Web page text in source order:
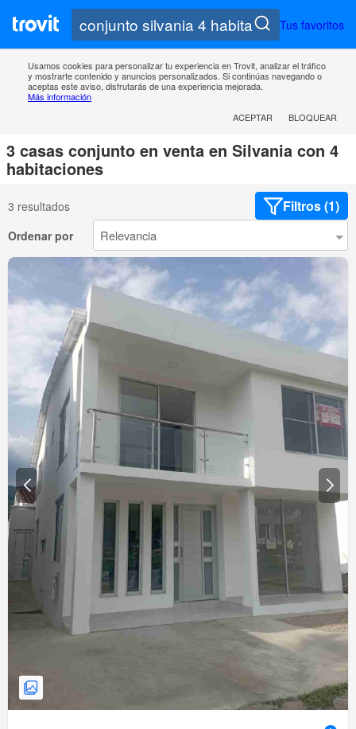
Tus favoritos
Usamos cookies para personalizar tu experiencia en Trovit, analizar el tráfico
y mostrarte contenido y anuncios personalizados. Si continúas navegando o
aceptas este aviso, disfrutarás de una experiencia mejorada.
Más información
ACEPTAR
BLOQUEAR
3 casas conjunto en venta en Silvania con 4
habitaciones
3 resultados Filtros (1)
Ordenar por